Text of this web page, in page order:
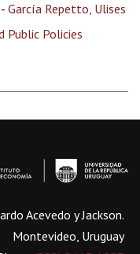
- García Repetto, Ulises
Public Policies
Acevedo y Jackson.
Montevideo, Uruguay